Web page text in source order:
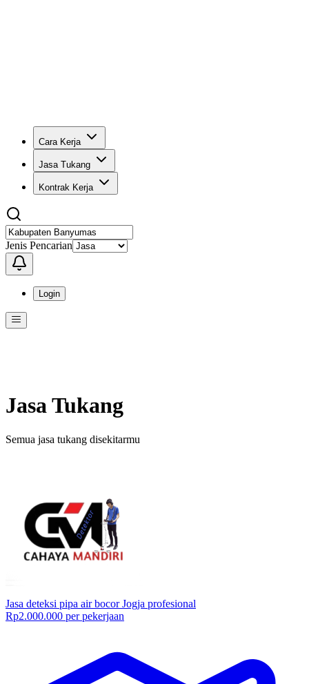
Cara Kerja
Jasa Tukang
Kontrak Kerja
Jenis Pencarian
Login
Jasa Tukang
Semua jasa tukang disekitarmu
Jasa deteksi pipa air bocor Jogja profesional
Rp2.000.000 per pekerjaan